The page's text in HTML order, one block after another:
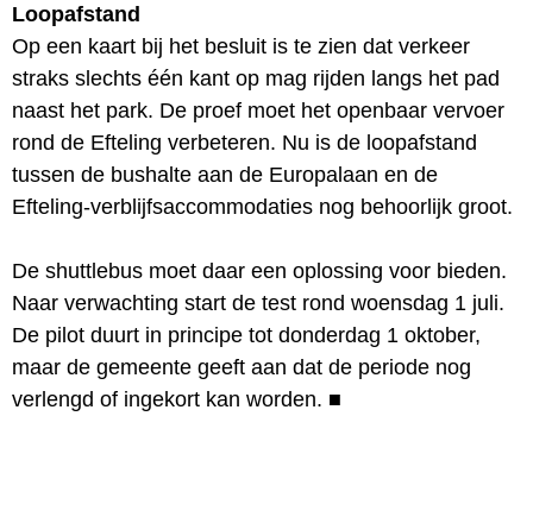
Loopafstand
Op een kaart bij het besluit is te zien dat verkeer
straks slechts één kant op mag rijden langs het pad
naast het park. De proef moet het openbaar vervoer
rond de Efteling verbeteren. Nu is de loopafstand
tussen de bushalte aan de Europalaan en de
Efteling-verblijfsaccommodaties nog behoorlijk groot.
De shuttlebus moet daar een oplossing voor bieden.
Naar verwachting start de test rond woensdag 1 juli.
De pilot duurt in principe tot donderdag 1 oktober,
maar de gemeente geeft aan dat de periode nog
verlengd of ingekort kan worden. ■